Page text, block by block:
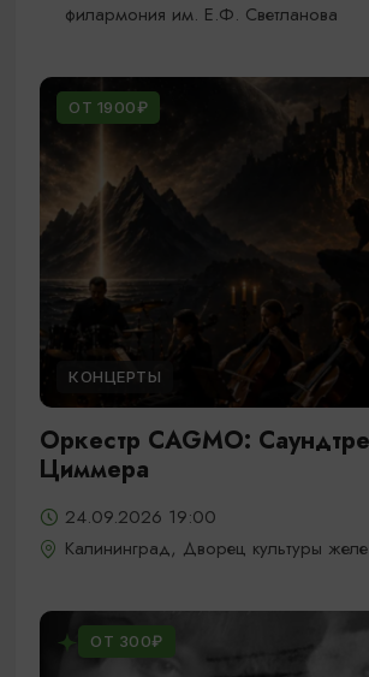
филармония им. Е.Ф. Светланова
ОТ 1900₽
КОНЦЕРТЫ
Оркестр CAGMO:
Циммера
24.09.2026 19:00
Калининград, Дворец культуры
ОТ 300₽